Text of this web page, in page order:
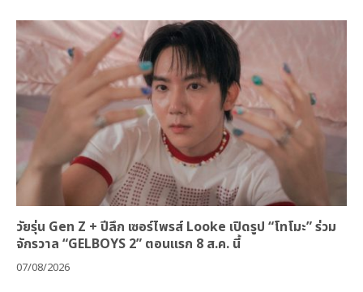
วัยรุ่น Gen Z + ปีลึก เซอร์ไพรส์ Looke เปิดรูป “โทโมะ” ร่วม
จักรวาล “GELBOYS 2” ตอนแรก 8 ส.ค. นี้
07/08/2026